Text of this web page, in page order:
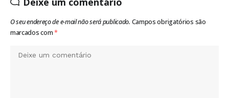
O seu endereço de e-mail não será publicado. Campos obrigatórios são
marcados com*